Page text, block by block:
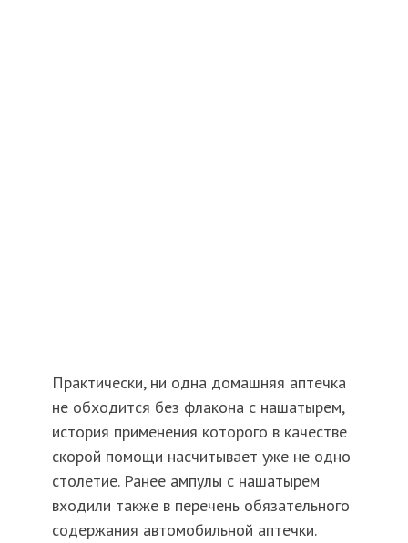
Практически, ни одна домашняя аптечка
не обходится без флакона с нашатырем,
история применения которого в качестве
скорой помощи насчитывает уже не одно
столетие. Ранее ампулы с нашатырем
входили также в перечень обязательного
содержания автомобильной аптечки.